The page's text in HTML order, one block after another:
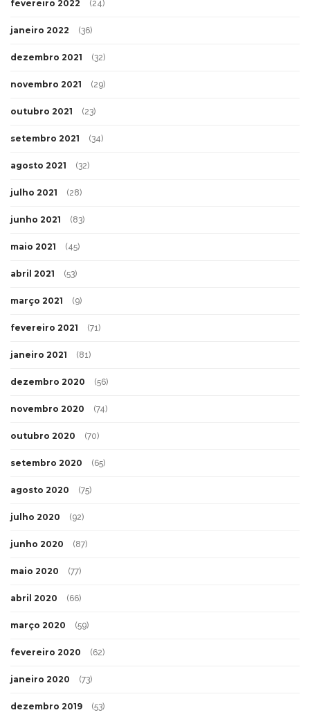
fevereiro 2022 (24)
janeiro 2022 (36)
dezembro 2021 (32)
novembro 2021 (29)
outubro 2021 (23)
setembro 2021 (34)
agosto 2021 (32)
julho 2021 (28)
junho 2021 (83)
maio 2021 (45)
abril 2021 (53)
março 2021 (9)
fevereiro 2021 (71)
janeiro 2021 (81)
dezembro 2020 (56)
novembro 2020 (74)
outubro 2020 (70)
setembro 2020 (65)
agosto 2020 (75)
julho 2020 (92)
junho 2020 (87)
maio 2020 (77)
abril 2020 (66)
março 2020 (59)
fevereiro 2020 (62)
janeiro 2020 (73)
dezembro 2019 (53)